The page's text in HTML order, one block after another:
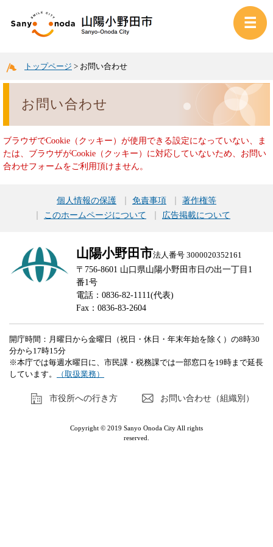
トップページ > お問い合わせ
お問い合わせ
ブラウザでCookie（クッキー）が使用できる設定になっていない、ま
たは、ブラウザがCookie（クッキー）に対応していないため、お問い
合わせフォームをご利用頂けません。
個人情報の保護 免責事項
著作権等
このホームページについて
広告掲載について
山陽小野田市法人番号 3000020352161
〒756-8601 山口県山陽小野田市日の出一丁目1
番1号
電話：0836-82-1111(代表)
Fax：0836-83-2604
開庁時間：月曜日から金曜日（祝日・休日・年末年始を除く）の8時30
分から17時15分
※本庁では毎週水曜日に、市民課・税務課では一部窓口を19時まで延長
しています。
（取扱業務）
市役所への行き方 お問い合わせ（組織別）
Copyright © 2019 Sanyo Onoda City All rights
reserved.